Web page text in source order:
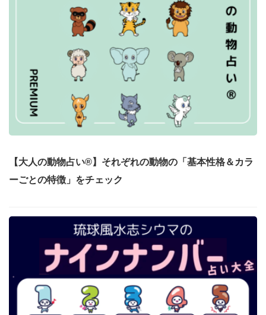
【大人の動物占い®】それぞれの動物の「基本性格＆カラ
ーごとの特徴」をチェック